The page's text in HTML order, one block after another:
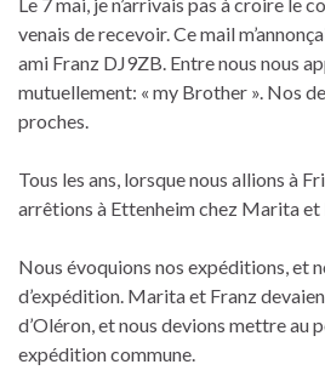
venais de recevoir. Ce mail
ami Franz DJ9ZB. Entre nous nous
mutuellement: « my Brother ». Nos
proches.
Tous les ans, lorsque nous allions à
arrêtions à Ettenheim chez Marita et
Nous évoquions nos expéditions, et
d’expédition. Marita et Franz
d’Oléron, et nous devions mettre au
expédition commune.